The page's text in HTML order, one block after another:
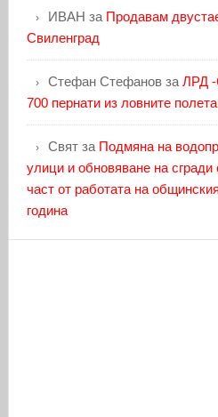
ИВАН за Продавам
Свиленград
Стефан Стефановза ЛРД -
700 пернати из ловните
Святза Подмяна на
улици и обновяване на
част от работата на
година